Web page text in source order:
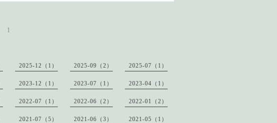
1
2025-12（1） 2025-09（2） 2025-07（1）
2023-12（1） 2023-07（1） 2023-04（1）
2022-07（1） 2022-06（2） 2022-01（2）
2021-07（5） 2021-06（3） 2021-05（1）